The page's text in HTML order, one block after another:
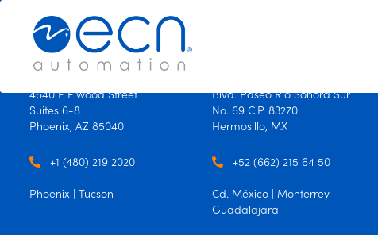
Productos
Oficinas
Contáctanos
USA
4640 E Elwood Street
Suites 6-8
Phoenix, AZ 85040
+1 (480) 219 2020
Phoenix | Tucson
Blvd. Paseo Río Sonora Sur
No. 69 C.P. 83270
Hermosillo, MX
+52 (662) 215 64 50
Cd. México | Monterrey |
Guadalajara